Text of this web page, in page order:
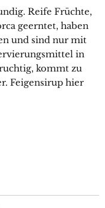
Reife Früchte,
geerntet, haben
und sind nur mit
in
kommt zu
Feigensirup hier